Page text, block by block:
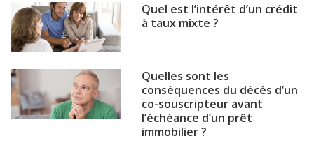
Quel est l’intérêt d’un crédit
à taux mixte ?
Quelles sont les
conséquences du décès d’un
co-souscripteur avant
l’échéance d’un prêt
immobilier ?